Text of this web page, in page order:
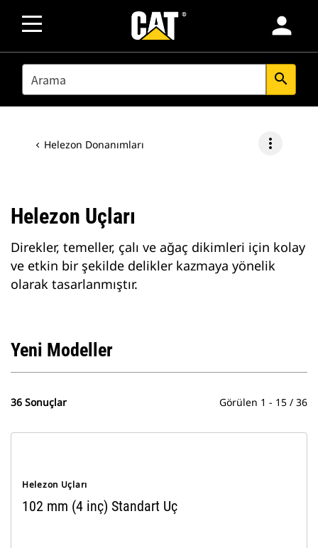
person
SEARCH search
Helezon Donanımları more_vert
Helezon Uçları
Direkler, temeller, çalı ve ağaç dikimleri için kolay
ve etkin bir şekilde delikler kazmaya yönelik
olarak tasarlanmıştır.
Yeni Modeller
36 Sonuçlar Görülen 1 - 15 / 36
Helezon Uçları
102 mm (4 inç) Standart Uç